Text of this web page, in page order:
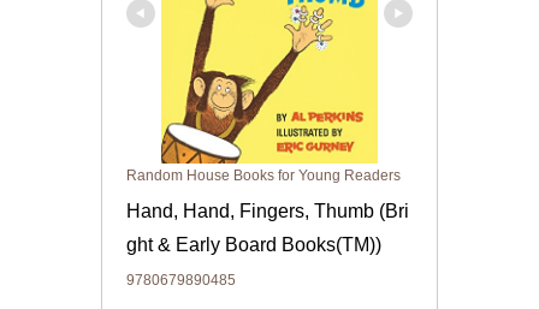
Random House Books for Young Readers
Hand, Hand, Fingers, Thumb (Bri
ght & Early Board Books(TM))
9780679890485